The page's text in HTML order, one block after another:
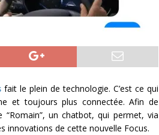
fait le plein de technologie. C’est ce qui
et toujours plus connectée. Afin de
“Romain”, un chatbot, qui permet, via
innovations de cette nouvelle Focus.